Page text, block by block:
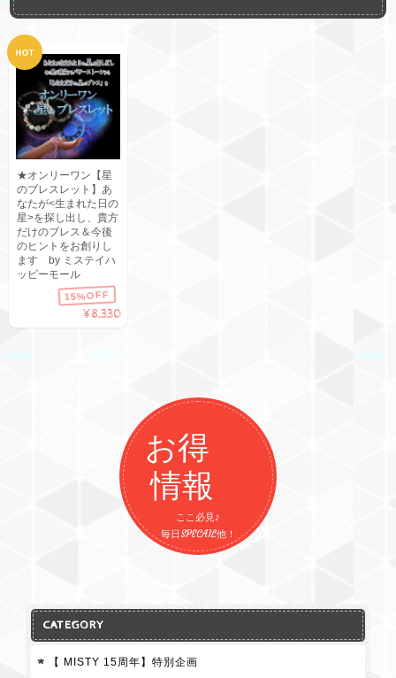
★オンリーワン【星
のブレスレット】あ
なたが<生まれた日の
星>を探し出し、貴方
だけのブレス＆今後
のヒントをお創りし
ます by ミステイハ
ッピーモール
15%OFF
¥8,330
お得
情報
ここ必見♪
毎日SPECAIL他！
CATEGORY
【 MISTY 15周年】特別企画